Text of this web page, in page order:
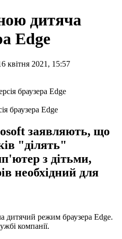
дитяча
Edge
квітня 2021, 15:57
браузера Edge
заявляють, що
"ділять"
з дітьми,
необхідний для
дитячий режим браузера Edge.
компанії.